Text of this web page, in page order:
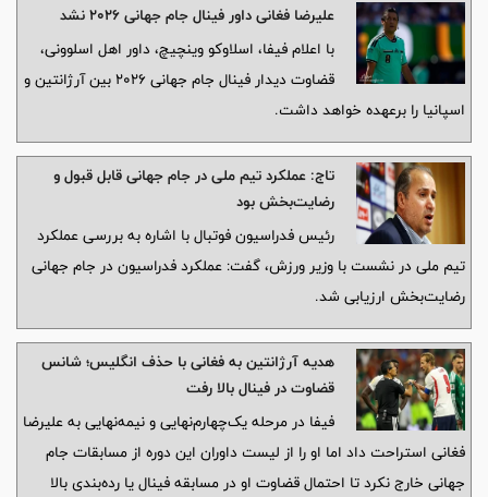
علیرضا فغانی داور فینال جام جهانی ۲۰۲۶ نشد
با اعلام فیفا، اسلاوکو وینچیچ، داور اهل اسلوونی،
قضاوت دیدار فینال جام جهانی ۲۰۲۶ بین آرژانتین و
اسپانیا را برعهده خواهد داشت.
تاج: عملکرد تیم ملی در جام جهانی قابل قبول و
رضایت‌بخش بود
رئیس فدراسیون فوتبال با اشاره به بررسی عملکرد
تیم ملی در نشست با وزیر ورزش، گفت: عملکرد فدراسیون در جام جهانی
رضایت‌بخش ارزیابی شد.
هدیه آرژانتین به فغانی با حذف انگلیس؛‌ شانس
قضاوت در فینال بالا رفت
فیفا در مرحله یک‌چهارم‌نهایی و نیمه‌نهایی به علیرضا
فغانی استراحت داد اما او را از لیست داوران این دوره از مسابقات جام
جهانی خارج نکرد تا احتمال قضاوت او در مسابقه فینال یا رده‌بندی بالا